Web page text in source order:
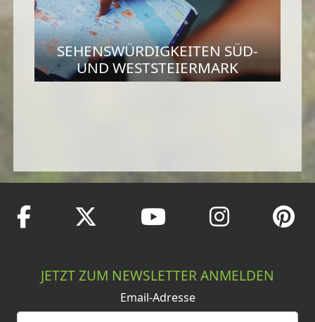
SEHENSWÜRDIGKEITEN SÜD-
UND WESTSTEIERMARK
JETZT ZUM NEWSLETTER ANMELDEN
Email-Adresse